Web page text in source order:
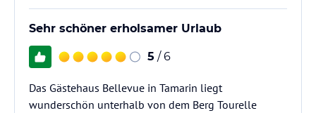
Sehr schöner erholsamer Urlaub
5 / 6
Das Gästehaus Bellevue in Tamarin liegt
wunderschön unterhalb von dem Berg Tourelle